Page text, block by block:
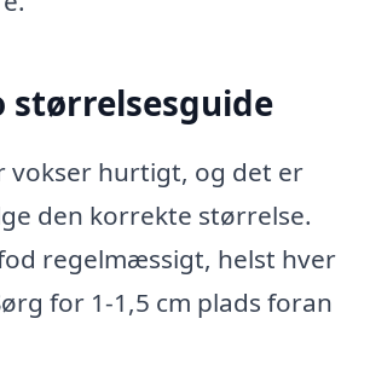
størrelsesguide
vokser hurtigt, og det er
den korrekte størrelse.
regelmæssigt, helst hver
for 1-1,5 cm plads foran